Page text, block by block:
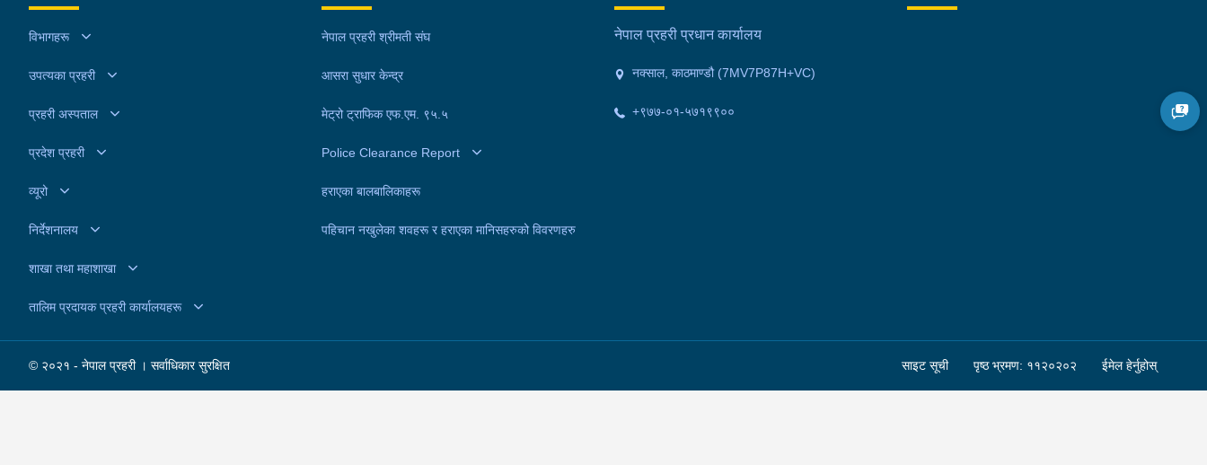
विभागहरू
उपत्यका प्रहरी
प्रहरी अस्पताल
प्रदेश प्रहरी
व्यूरो
निर्देशनालय
शाखा तथा महाशाखा
तालिम प्रदायक प्रहरी कार्यालयहरू
नेपाल प्रहरी श्रीमती संघ
आसरा सुधार केन्द्र
मेट्रो ट्राफिक एफ.एम. ९५.५
Police Clearance Report
हराएका बालबालिकाहरू
पहिचान नखुलेका शवहरू र हराएका मानिसहरुको विवरणहरु
नेपाल प्रहरी प्रधान कार्यालय
नक्साल, काठमाण्डौ (7MV7P87H+VC)
+९७७-०१-५७१९९००
© २०२१ - नेपाल प्रहरी । सर्वाधिकार सुरक्षित साइट सूची पृष्ठ भ्रमण: ११२०२०२ ईमेल हेर्नुहोस्